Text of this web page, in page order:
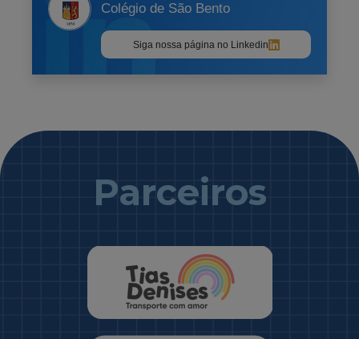
Colégio de São Bento
Siga nossa página no Linkedin
Parceiros